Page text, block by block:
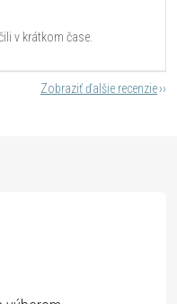
v krátkom čase.
Zobraziť ďalšie recenzie